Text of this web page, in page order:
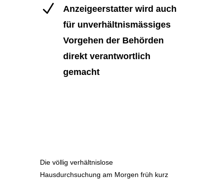
N
Anzeigeerstatter wird auch
für unverhältnismässiges
Vorgehen der Behörden
direkt verantwortlich
gemacht
Die völlig verhältnislose
Hausdurchsuchung am Morgen früh kurz